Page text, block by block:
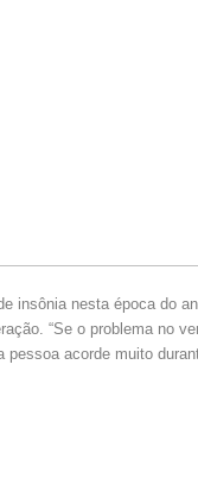
insônia nesta época do
“Se o problema no
pessoa acorde muito